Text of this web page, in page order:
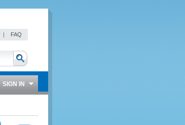
| FAQ
SIGN IN